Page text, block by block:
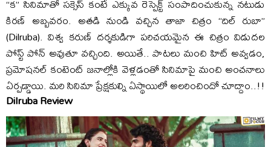
కిరణ్ అబ్బవరం. అతడి నుండి వచ్చిన తాజా చిత్రం “దిల్ రుబా”
(Dilruba). విశ్వ కరుణ్ దర్శకుడిగా పరిచయమైన ఈ చిత్రం విడుదల
పోస్ట్ పోన్ అవుతూ వచ్చింది. అయితే.. పాటలు మంచి హిట్ అవ్వడం,
ప్రమోషనల్ కంటెంట్ జనాల్లోకి వెళ్లడంతో సినిమాపై మంచి అంచనాలు
ఏర్పడ్డాయి. మరి సినిమా ప్రేక్షకుల్ని ఏస్థాయిలో అలరించిందో చూద్దాం..!!
Dilruba Review